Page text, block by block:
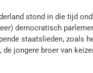
stond in die tijd
democratisch
staatslieden, zoals
jongere broer van